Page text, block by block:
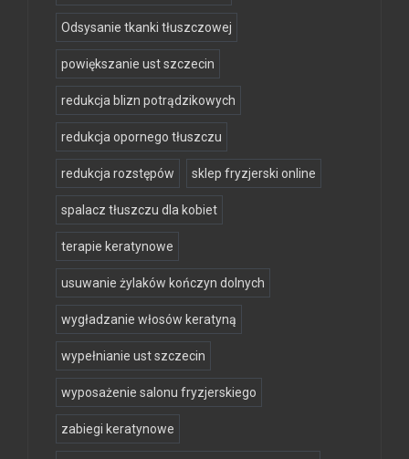
Odsysanie tkanki tłuszczowej
powiększanie ust szczecin
redukcja blizn potrądzikowych
redukcja opornego tłuszczu
redukcja rozstępów sklep fryzjerski online
spalacz tłuszczu dla kobiet
terapie keratynowe
usuwanie żylaków kończyn dolnych
wygładzanie włosów keratyną
wypełnianie ust szczecin
wyposażenie salonu fryzjerskiego
zabiegi keratynowe